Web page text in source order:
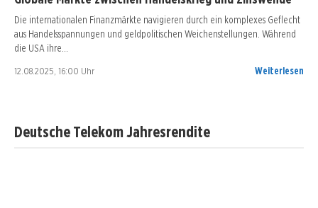
Die internationalen Finanzmärkte navigieren durch ein komplexes Geflecht
aus Handelsspannungen und geldpolitischen Weichenstellungen. Während
die USA ihre…
12.08.2025, 16:00 Uhr Weiterlesen
Deutsche Telekom Jahresrendite